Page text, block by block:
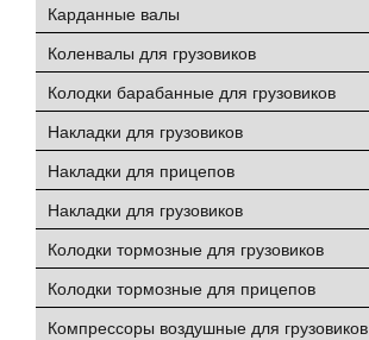
Карданные валы
Коленвалы для грузовиков
Колодки барабанные для грузовиков
Накладки для грузовиков
Накладки для прицепов
Накладки для грузовиков
Колодки тормозные для грузовиков
Колодки тормозные для прицепов
Компрессоры воздушные для грузовиков